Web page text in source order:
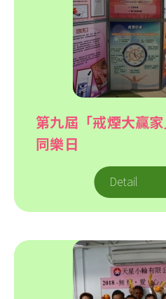
第九屆「戒煙大贏家
同樂日
Detail